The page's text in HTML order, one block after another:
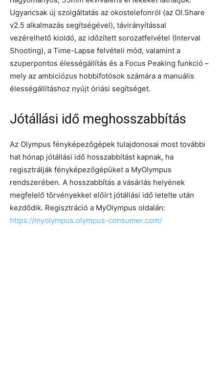
Ugyancsak új szolgáltatás az okostelefonról (az OI.Share
v2.5 alkalmazás segítségével), távirányítással
vezérelhető kioldó, az időzített sorozatfelvétel (Interval
Shooting), a Time-Lapse felvételi mód, valamint a
szuperpontos élességállítás és a Focus Peaking funkció –
mely az ambiciózus hobbifotósok számára a manuális
élességállításhoz nyújt óriási segítséget.
Jótállási idő meghosszabbítás
Az Olympus fényképezőgépek tulajdonosai most további
hat hónap jótállási idő hosszabbítást kapnak, ha
regisztrálják fényképezőgépüket a MyOlympus
rendszerében. A hosszabbítás a vásárlás helyének
megfelelő törvényekkel előírt jótállási idő letelte után
kezdődik. Regisztráció a MyOlympus oldalán:
https://myolympus.olympus-consumer.com/